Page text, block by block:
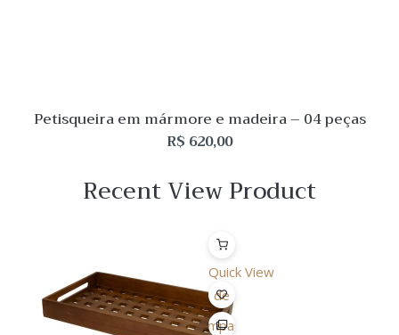
Petisqueira em mármore e madeira – 04 peças
R$ 620,00
Recent View Product
Quick View
Lista
de
Desejo
Comparar